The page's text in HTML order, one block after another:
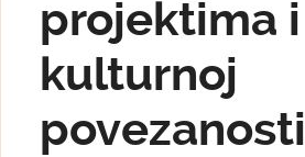
projektima i
kulturnoj
povezanosti